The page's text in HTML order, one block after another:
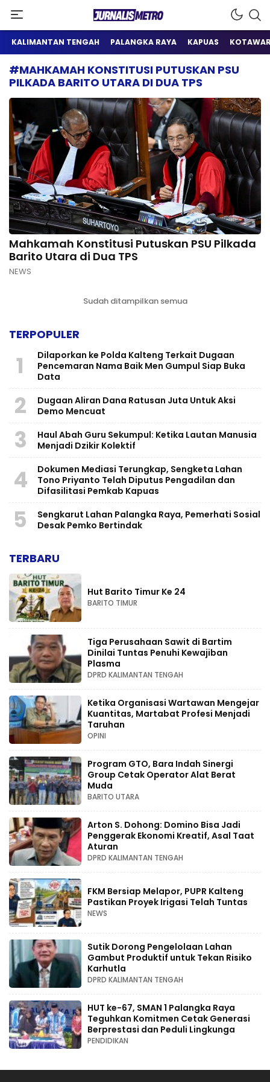
Jurnalis Metro
Satu Wadah Informasi
KALIMANTAN TENGAH PALANGKA RAYA KAPUAS
#MAHKAMAH KONSTITUSI PUTUSKAN PSU
PILKADA BARITO UTARA DI DUA TPS
Mahkamah Konstitusi Putuskan PSU Pilkada
Barito Utara di Dua TPS
NEWS
Sudah ditampilkan semua
TERPOPULER
1
Dilaporkan ke Polda Kalteng Terkait Dugaan
Pencemaran Nama Baik Men Gumpul Siap Buka
Data
2
Dugaan Aliran Dana Ratusan Juta Untuk Aksi
Demo Mencuat
3
Haul Abah Guru Sekumpul: Ketika Lautan Manusia
Menjadi Dzikir Kolektif
4
​Dokumen Mediasi Terungkap, Sengketa Lahan
Tono Priyanto Telah Diputus Pengadilan dan
Difasilitasi Pemkab Kapuas
5
Sengkarut Lahan Palangka Raya, Pemerhati Sosial
Desak Pemko Bertindak
TERBARU
Hut Barito Timur Ke 24
BARITO TIMUR
Tiga Perusahaan Sawit di Bartim
Dinilai Tuntas Penuhi Kewajiban
Plasma
DPRD KALIMANTAN TENGAH
Ketika Organisasi Wartawan Mengejar
Kuantitas, Martabat Profesi Menjadi
Taruhan
OPINI
Program GTO, Bara Indah Sinergi
Group Cetak Operator Alat Berat
Muda
BARITO UTARA
Arton S. Dohong: Domino Bisa Jadi
Penggerak Ekonomi Kreatif, Asal Taat
Aturan
DPRD KALIMANTAN TENGAH
FKM Bersiap Melapor, PUPR Kalteng
Pastikan Proyek Irigasi Telah Tuntas
NEWS
Sutik Dorong Pengelolaan Lahan
Gambut Produktif untuk Tekan Risiko
Karhutla
DPRD KALIMANTAN TENGAH
HUT ke-67, SMAN 1 Palangka Raya
Teguhkan Komitmen Cetak Generasi
Berprestasi dan Peduli Lingkunga
PENDIDIKAN